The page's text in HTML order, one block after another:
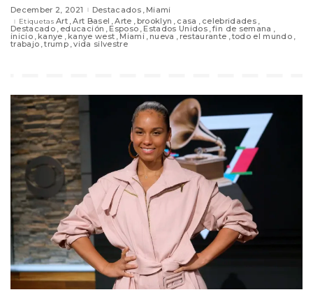
December 2, 2021 Destacados Miami
Etiquetas Art Art Basel Arte brooklyn casa celebridades
Destacado educación Esposo Estados Unidos fin de semana
inicio kanye kanye west Miami nueva restaurante todo el mundo
trabajo trump vida silvestre